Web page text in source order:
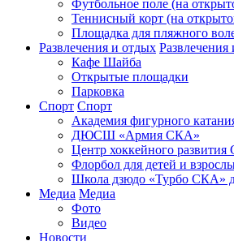
Футбольное поле (на
Теннисный корт (на
Площадка для пляжного
Развлечения и отдых Развлечения
Кафе Шайба
Открытые площадки
Парковка
Спорт Спорт
Академия фигурного
ДЮСШ «Армия СКА»
Центр хоккейного
Флорбол для детей и
Школа дзюдо «Турбо СКА»
Медиа Медиа
Фото
Видео
Новости